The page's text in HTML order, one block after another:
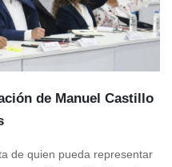
de Manuel Castillo
de quien pueda representar